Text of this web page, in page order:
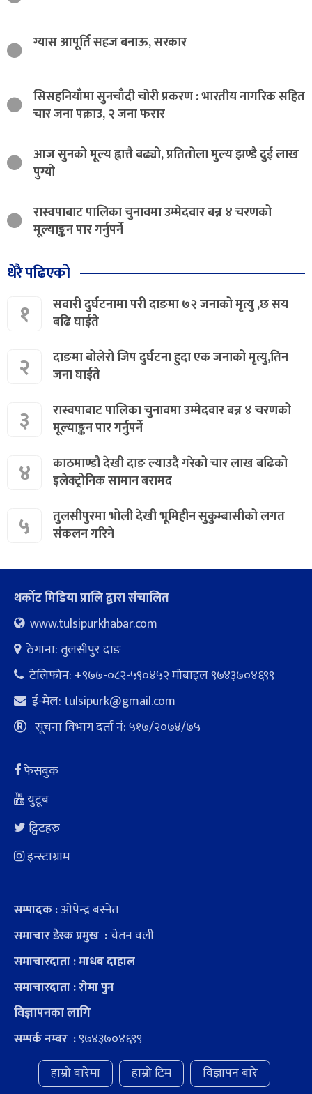
ग्यास आपूर्ति सहज बनाऊ, सरकार
सिसहनियाँमा सुनचाँदी चोरी प्रकरण : भारतीय नागरिक सहित
चार जना पक्राउ, २ जना फरार
आज सुनको मूल्य ह्वात्तै बढ्यो, प्रतितोला मुल्य झण्डै दुई लाख
पुग्यो
रास्वपाबाट पालिका चुनावमा उम्मेदवार बन्न ४ चरणको
मूल्याङ्कन पार गर्नुपर्ने
धेरै पढिएको
१
सवारी दुर्घटनामा परी दाङमा ७२ जनाको मृत्यु ,छ सय
बढि घाईते
२
दाङमा बोलेरो जिप दुर्घटना हुदा एक जनाको मृत्यु,तिन
जना घाईते
३
रास्वपाबाट पालिका चुनावमा उम्मेदवार बन्न ४ चरणको
मूल्याङ्कन पार गर्नुपर्ने
४
काठमाण्डौ देखी दाङ ल्याउदै गरेको चार लाख बढिको
इलेक्ट्रोनिक सामान बरामद
५
तुलसीपुरमा भोली देखी भूमिहीन सुकुम्बासीको लगत
संकलन गरिने
थर्कोट मिडिया प्रालि द्वारा संचालित
www.tulsipurkhabar.com
ठेगाना: तुलसीपुर दाङ
टेलिफोन: +९७७-०८२-५९०४५२ माेबाइल ९७४३७०४६९९
ई-मेल: tulsipurk@gmail.com
सूचना विभाग दर्ता नं: ५१७/२०७४/७५
फेसबुक
युटूब
ट्विटहरु
इन्स्टाग्राम
सम्पादक :ओपेन्द्र बस्नेत
समाचार डेस्क प्रमुख :चेतन वली
समाचारदाता : माधब दाहाल
समाचारदाता : रोमा पुन
विज्ञापनका लागि
सम्पर्क नम्बर :९७४३७०४६९९
हाम्रो बारेमा
हाम्रो टिम विज्ञापन बारे